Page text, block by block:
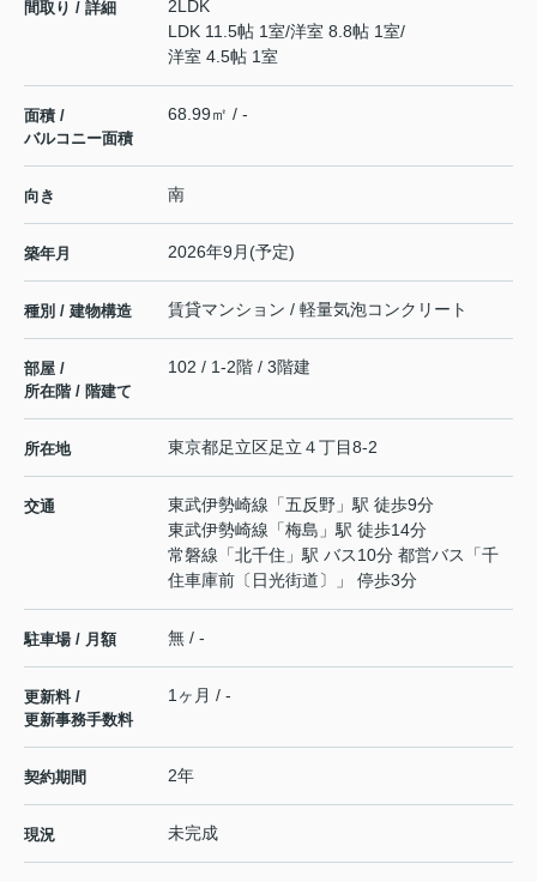
間取り / 詳細
2LDK
LDK 11.5帖 1室/洋室 8.8帖 1室/
洋室 4.5帖 1室
面積 /
バルコニー面積
68.99㎡ / -
向き 南
築年月 2026年9月(予定)
種別 / 建物構造 賃貸マンション / 軽量気泡コンクリート
部屋 /
所在階 / 階建て
102 / 1-2階 / 3階建
所在地 東京都足立区足立 ４丁目8-2
交通 東武伊勢崎線 「五反野 」駅 徒歩9分
東武伊勢崎線 「梅島 」駅 徒歩14分
常磐線 「北千住 」駅 バス10分 都営バス「千
住車庫前〔日光街道〕」 停歩3分
駐車場 / 月額 無 / -
更新料 /
更新事務手数料
1ヶ月 / -
契約期間 2年
現況 未完成